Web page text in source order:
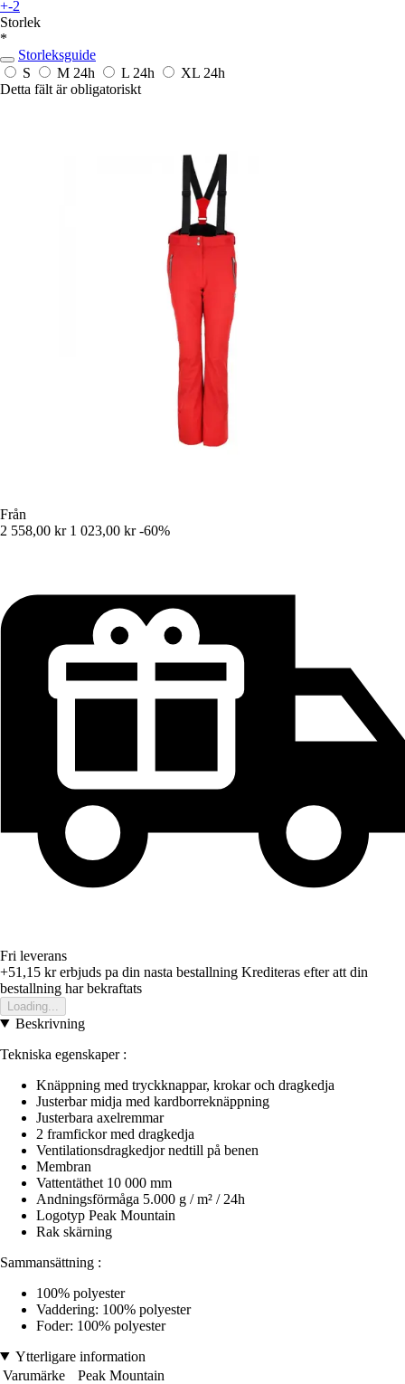
+-2
Storlek
*
Storleksguide
S
M 24h L 24h XL 24h
Detta fält är obligatoriskt
Från
2 558,00 kr 1 023,00 kr -60%
Fri leverans
+51,15 krerbjuds pa din nasta bestallning Krediteras efter att din
bestallning har bekraftats
Loading...
Beskrivning
Tekniska egenskaper :
Knäppning med tryckknappar, krokar och dragkedja
Justerbar midja med kardborreknäppning
Justerbara axelremmar
2 framfickor med dragkedja
Ventilationsdragkedjor nedtill på benen
Membran
Vattentäthet 10 000 mm
Andningsförmåga 5.000 g / m² / 24h
Logotyp Peak Mountain
Rak skärning
Sammansättning :
100% polyester
Vaddering: 100% polyester
Foder: 100% polyester
Ytterligare information
Varumärke
Peak Mountain